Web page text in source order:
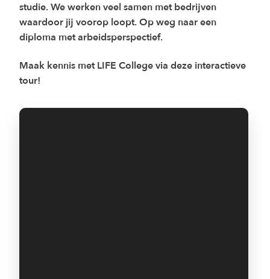
studie. We werken veel samen met bedrijven
waardoor jij voorop loopt. Op weg naar een
diploma met arbeidsperspectief.
Maak kennis met LIFE College via deze interactieve
tour!